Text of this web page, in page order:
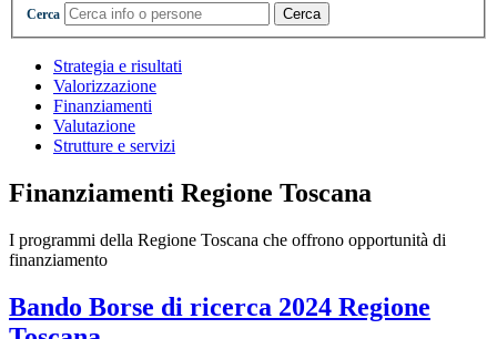
Cerca Cerca
Strategia e risultati
Valorizzazione
Finanziamenti
Valutazione
Strutture e servizi
Finanziamenti Regione Toscana
I programmi della Regione Toscana che offrono opportunità di
finanziamento
Bando Borse di ricerca 2024 Regione